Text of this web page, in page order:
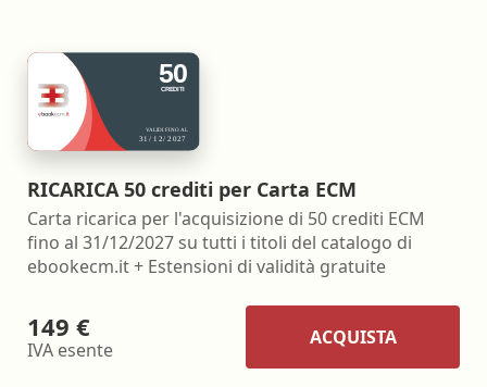
RICARICA 50 crediti per Carta ECM
Carta ricarica per l'acquisizione di 50 crediti ECM
fino al 31/12/2027 su tutti i titoli del catalogo di
ebookecm.it + Estensioni di validità gratuite
149 €
IVA esente
ACQUISTA